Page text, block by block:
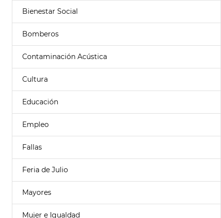
Bienestar Social
Bomberos
Contaminación Acústica
Cultura
Educación
Empleo
Fallas
Feria de Julio
Mayores
Mujer e Igualdad